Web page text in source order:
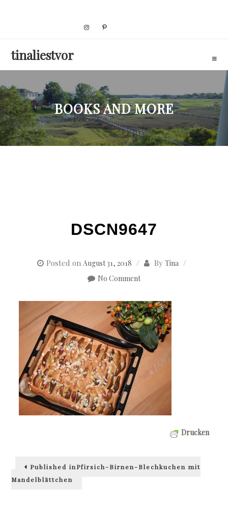
tinaliestvor
BOOKS AND MORE
DSCN9647
Posted on August 31, 2018 By Tina
No Comment
Drucken
Beitragsnavigation
Published inPfirsich-Birnen-Blechkuchen mit
Mandelblättchen